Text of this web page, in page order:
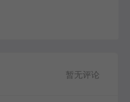
暂无评论